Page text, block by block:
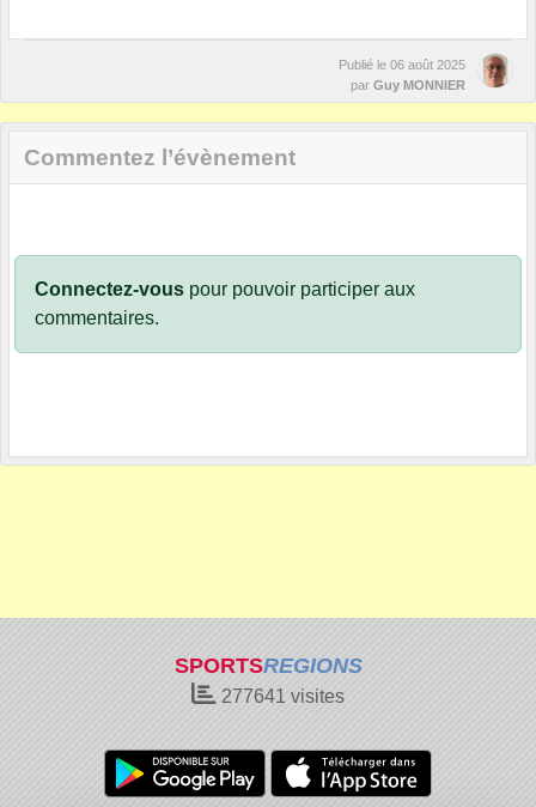
Publié le 06 août 2025
par Guy MONNIER
Commentez l’évènement
Connectez-vous pour pouvoir participer aux
commentaires.
SPORTSREGIONS
277641 visites